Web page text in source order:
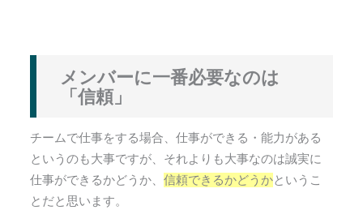
メンバーに一番必要なのは
「信頼」
チームで仕事をする場合、仕事ができる・能力がある
というのも大事ですが、それよりも大事なのは誠実に
仕事ができるかどうか、信頼できるかどうかというこ
とだと思います。